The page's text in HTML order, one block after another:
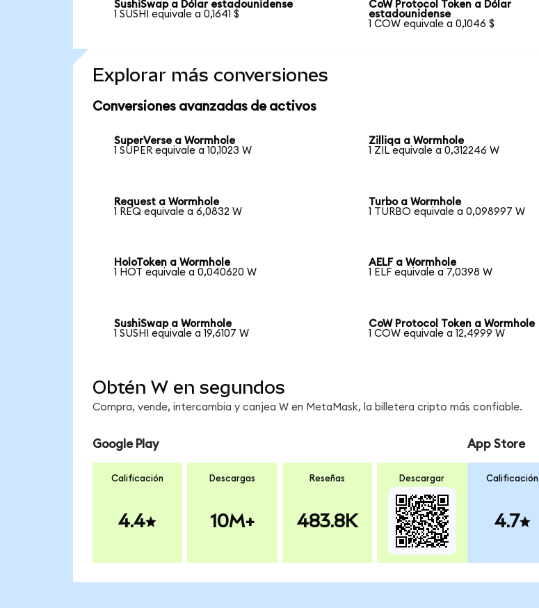
SushiSwap a Dólar estadounidense
1 SUSHI equivale a 0,1641 $
CoW Protocol Token a Dólar
estadounidense
1 COW equivale a 0,1046 $
Explorar más conversiones
Conversiones avanzadas de activos
SuperVerse a Wormhole
1 SUPER equivale a 10,1023 W
Zilliqa a Wormhole
1 ZIL equivale a 0,312246 W
Request a Wormhole
1 REQ equivale a 6,0832 W
Turbo a Wormhole
1 TURBO equivale a 0,098997 W
HoloToken a Wormhole
1 HOT equivale a 0,040620 W
AELF a Wormhole
1 ELF equivale a 7,0398 W
SushiSwap a Wormhole
1 SUSHI equivale a 19,6107 W
CoW Protocol Token a Wormhole
1 COW equivale a 12,4999 W
Obtén W en segundos
Compra, vende, intercambia y canjea W en MetaMask, la billetera cripto más confiable.
Google Play
Calificación
4.4
Descargas
10M+
Reseñas
483.8K
Descargar
App Store
Calificación
4.7